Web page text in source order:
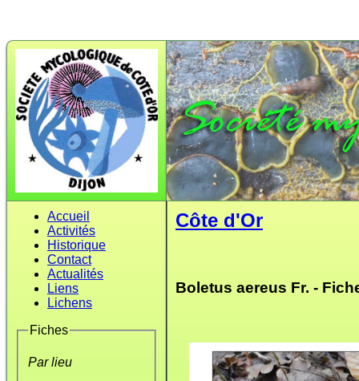
Accueil
Activités
Historique
Contact
Actualités
Liens
Lichens
Fiches
Par lieu
Côte d'Or
Boletus aereus Fr. -